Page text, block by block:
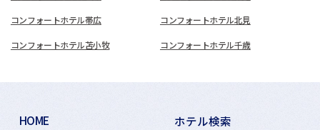
コンフォートホテル帯広 コンフォートホテル北見
コンフォートホテル苫小牧 コンフォートホテル千歳
HOME
ホテル検索